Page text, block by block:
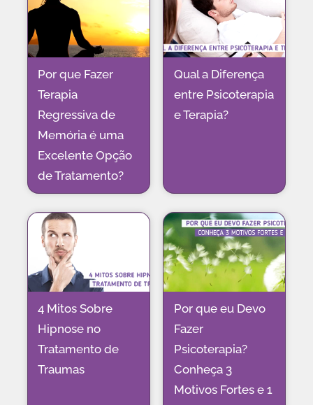
Por que Fazer
Terapia
Regressiva de
Memória é uma
Excelente Opção
de Tratamento?
Qual a Diferença
entre Psicoterapia
e Terapia?
4 Mitos Sobre
Hipnose no
Tratamento de
Traumas
Por que eu Devo
Fazer
Psicoterapia?
Conheça 3
Motivos Fortes e 1